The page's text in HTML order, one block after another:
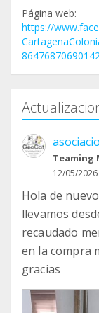
Página web:
https://
Teaming
12/05/
Hola de
llevamos
recaudado
en la compra
gracias